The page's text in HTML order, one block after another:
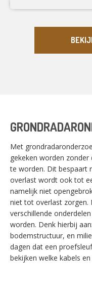
Met
gekeken worden
te worden. Dit bespaart
overlast wordt ook tot
namelijk niet
niet tot overlast zorgen.
verschillende
worden. Denk hierbij
bodemstructuur, en
dagen dat een
bekijken welke kabels